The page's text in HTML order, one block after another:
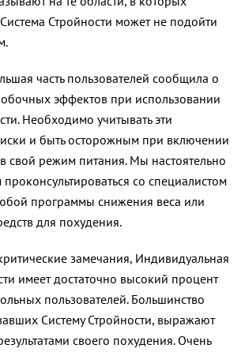
Стройности может не подойти
часть пользователей сообщила о
эффектов при использовании
Необходимо учитывать эти
и быть осторожным при включении
свой режим питания. Мы настоятельно
со специалистом
программы снижения веса или
для похудения.
замечания, Индивидуальная
имеет достаточно высокий процент
пользователей. Большинство
Систему Стройности, выражают
своего похудения. Очень